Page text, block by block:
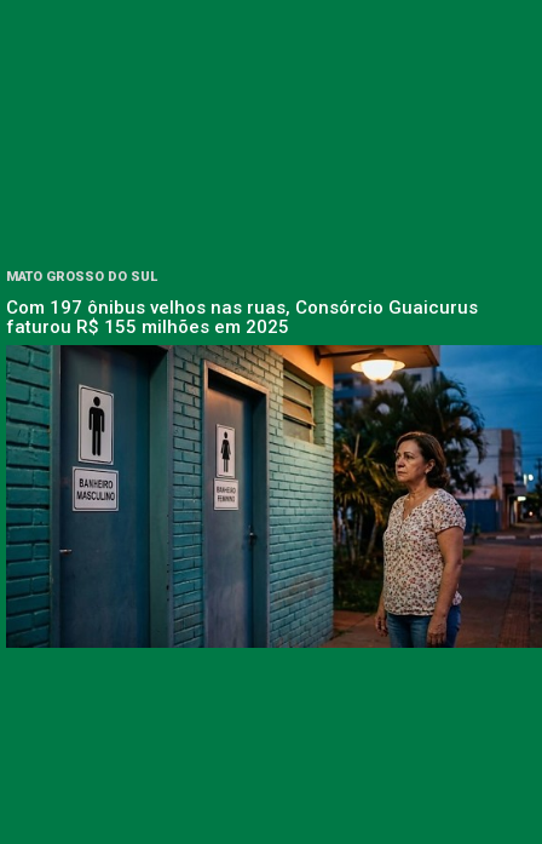
MATO GROSSO DO SUL
Com 197 ônibus velhos nas ruas, Consórcio Guaicurus
faturou R$ 155 milhões em 2025